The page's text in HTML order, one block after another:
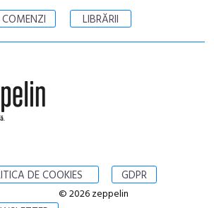
COMENZI
LIBRĂRII
DE COOKIES GDPR
© 2026 zeppelin